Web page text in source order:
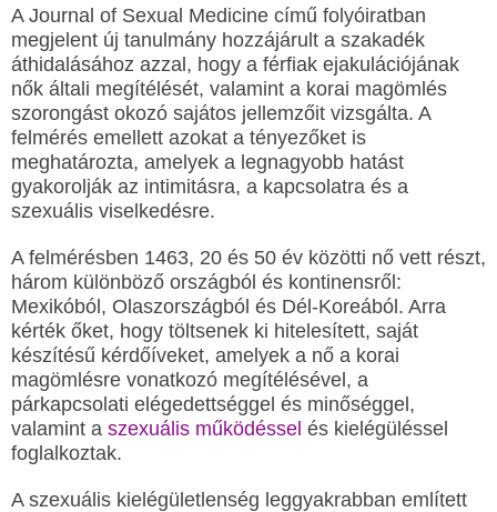
A Journal of Sexual Medicine című folyóiratban
megjelent új tanulmány hozzájárult a szakadék
áthidalásához azzal, hogy a férfiak ejakulációjának
nők általi megítélését, valamint a korai magömlés
szorongást okozó sajátos jellemzőit vizsgálta. A
felmérés emellett azokat a tényezőket is
meghatározta, amelyek a legnagyobb hatást
gyakorolják az intimitásra, a kapcsolatra és a
szexuális viselkedésre.
A felmérésben 1463, 20 és 50 év közötti nő vett részt,
három különböző országból és kontinensről:
Mexikóból, Olaszországból és Dél-Koreából. Arra
kérték őket, hogy töltsenek ki hitelesített, saját
készítésű kérdőíveket, amelyek a nő a korai
magömlésre vonatkozó megítélésével, a
párkapcsolati elégedettséggel és minőséggel,
valamint a szexuális működéssel és kielégüléssel
foglalkoztak.
A szexuális kielégületlenség leggyakrabban említett